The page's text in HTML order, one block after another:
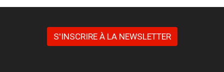
S'INSCRIRE À LA NEWSLETTER